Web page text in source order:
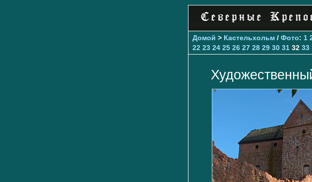
Домой > Кастельхольм / Фото: 1
22 23 24 25 26 27 28 29 30 31 32 33